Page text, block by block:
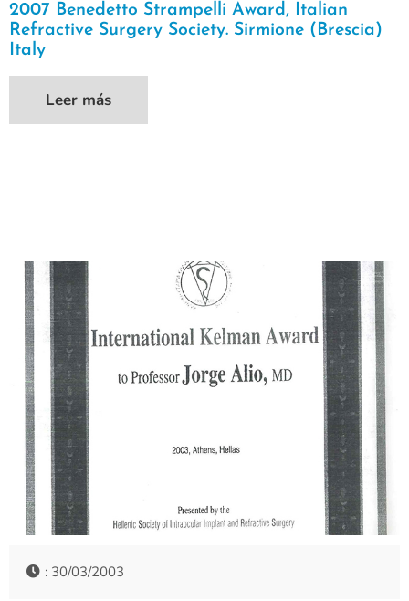
2007 Benedetto Strampelli Award, Italian
Refractive Surgery Society. Sirmione (Brescia)
Italy
Leer más
: 30/03/2003